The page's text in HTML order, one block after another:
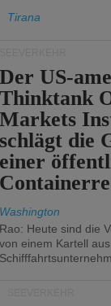
Tirana
Der US-
Thinktank
Markets
schlägt die
einer
Washington
Rao: Heute sind die
von einem Kartell